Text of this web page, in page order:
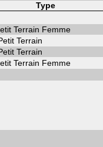
Type